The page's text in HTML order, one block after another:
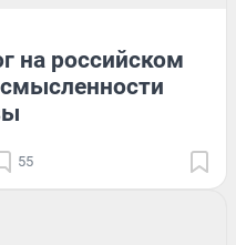
на российском
55